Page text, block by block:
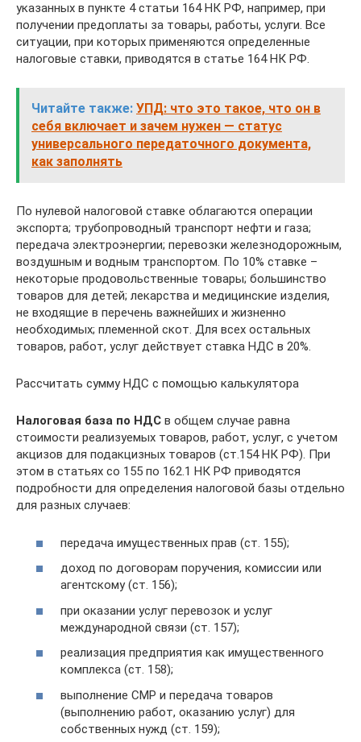
указанных в пункте 4 статьи 164 НК РФ, например, при
получении предоплаты за товары, работы, услуги. Все
ситуации, при которых применяются определенные
налоговые ставки, приводятся в статье 164 НК РФ.
Читайте также: УПД: что это такое, что он в
себя включает и зачем нужен — статус
универсального передаточного документа,
как заполнять
По нулевой налоговой ставке облагаются операции
экспорта; трубопроводный транспорт нефти и газа;
передача электроэнергии; перевозки железнодорожным,
воздушным и водным транспортом. По 10% ставке –
некоторые продовольственные товары; большинство
товаров для детей; лекарства и медицинские изделия,
не входящие в перечень важнейших и жизненно
необходимых; племенной скот. Для всех остальных
товаров, работ, услуг действует ставка НДС в 20%.
Рассчитать сумму НДС с помощью калькулятора
Налоговая база по НДС в общем случае равна
стоимости реализуемых товаров, работ, услуг, с учетом
акцизов для подакцизных товаров (ст.154 НК РФ). При
этом в статьях со 155 по 162.1 НК РФ приводятся
подробности для определения налоговой базы отдельно
для разных случаев:
передача имущественных прав (ст. 155);
доход по договорам поручения, комиссии или
агентскому (ст. 156);
при оказании услуг перевозок и услуг
международной связи (ст. 157);
реализация предприятия как имущественного
комплекса (ст. 158);
выполнение СМР и передача товаров
(выполнению работ, оказанию услуг) для
собственных нужд (ст. 159);